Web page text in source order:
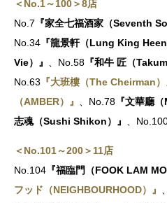
＜No.1～100＞8店
No.7 『家全七福酒家（Seventh
No.34 『龍景軒（Lung King Heen
Vie） 』 、No.58 『和牛 匠（
No.63 『大班樓（The Cheirman）
（AMBER）』 、No.78 『文華廳（
志魂（Sushi Shikon）』 、
＜No.101～200＞11店
No.104 『福臨門（FOOK LAM
フッド（NEIGHBOURHOOD）』